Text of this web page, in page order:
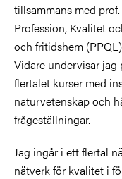
tillsammans med
Profession, Kvalitet
och fritidshem (PPQL)
Vidare undervisar
flertalet kurser med
naturvetenskap och
frågeställningar.
Jag ingår i ett flertal
nätverk för kvalitet i